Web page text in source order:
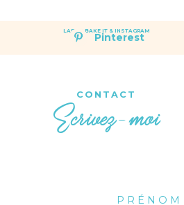
LAET'S BAKE IT & INSTAGRAM
Pinterest
CONTACT
Ecrivez-moi